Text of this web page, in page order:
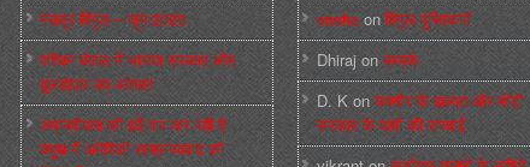
मज़दूर बिगुल – जून 2026
पश्चिम बंगाल में भाजपा सरकार और
बुलडोज़र का आतंक!
अमानवीयता की हदें पार कर रही है
क्यूबा में अमेरिकी साम्राज्यवाद की
snehaonबिगुल पुस्तिकाएँ
Dhirajon सम्पर्क
D. Konकश्मीर के हालात और मोदी
सरकार के दावों की सच्चाई